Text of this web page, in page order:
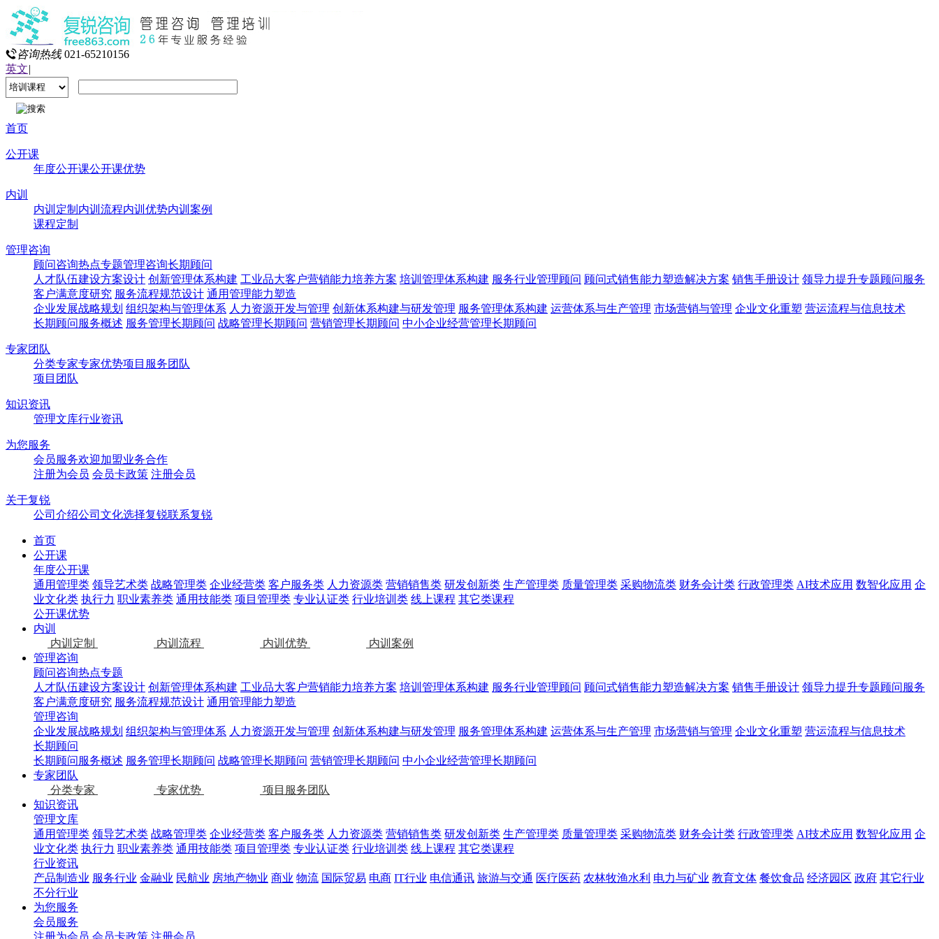
咨询热线 021-65210156
英文|
首页
公开课
年度公开课公开课优势
内训
内训定制 内训流程内训优势内训案例
课程定制
管理咨询
顾问咨询热点专题管理咨询长期顾问
人才队伍建设方案设计 创新管理体系构建 工业品大客户营销能力培养方案 培训管理体系构建 服务行业管理顾问 顾问式销售能力塑造解决方案 销售手册设计 领导力提升专题顾问服务
客户满意度研究 服务流程规范设计 通用管理能力塑造
企业发展战略规划 组织架构与管理体系 人力资源开发与管理 创新体系构建与研发管理 服务管理体系构建 运营体系与生产管理 市场营销与管理 企业文化重塑 营运流程与信息技术
长期顾问服务概述 服务管理长期顾问 战略管理长期顾问 营销管理长期顾问 中小企业经营管理长期顾问
专家团队
分类专家专家优势项目服务团队
项目团队
知识资讯
管理文库行业资讯
为您服务
会员服务欢迎加盟业务合作
注册为会员 会员卡政策 注册会员
关于复锐
公司介绍公司文化选择复锐联系复锐
首页
公开课
年度公开课
通用管理类 领导艺术类 战略管理类 企业经营类 客户服务类 人力资源类 营销销售类 研发创新类 生产管理类 质量管理类 采购物流类 财务会计类 行政管理类 AI技术应用 数智化应用 企
业文化类 执行力 职业素养类 通用技能类 项目管理类 专业认证类 行业培训类 线上课程 其它类课程
公开课优势
内训
内训定制
内训流程 内训优势
内训案例
管理咨询
顾问咨询热点专题
人才队伍建设方案设计 创新管理体系构建 工业品大客户营销能力培养方案 培训管理体系构建 服务行业管理顾问 顾问式销售能力塑造解决方案 销售手册设计 领导力提升专题顾问服务
客户满意度研究 服务流程规范设计 通用管理能力塑造
管理咨询
企业发展战略规划 组织架构与管理体系 人力资源开发与管理 创新体系构建与研发管理 服务管理体系构建 运营体系与生产管理 市场营销与管理 企业文化重塑 营运流程与信息技术
长期顾问
长期顾问服务概述 服务管理长期顾问 战略管理长期顾问 营销管理长期顾问 中小企业经营管理长期顾问
专家团队
分类专家
专家优势
项目服务团队
知识资讯
管理文库
通用管理类 领导艺术类 战略管理类 企业经营类 客户服务类 人力资源类 营销销售类 研发创新类 生产管理类 质量管理类 采购物流类 财务会计类 行政管理类 AI技术应用 数智化应用 企
业文化类 执行力 职业素养类 通用技能类 项目管理类 专业认证类 行业培训类 线上课程 其它类课程
行业资讯
产品制造业 服务行业 金融业 民航业 房地产物业 商业 物流 国际贸易 电商 IT行业 电信通讯 旅游与交通 医疗医药 农林牧渔水利 电力与矿业 教育文体 餐饮食品 经济园区 政府 其它行业
不分行业
为您服务
会员服务
注册为会员 会员卡政策 注册会员